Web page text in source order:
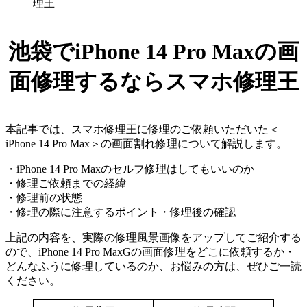
理王
池袋でiPhone 14 Pro Maxの画
面修理するならスマホ修理王
本記事では、スマホ修理王に修理のご依頼いただいた＜
iPhone 14 Pro Max＞の画面割れ修理について解説します。
・iPhone 14 Pro Maxのセルフ修理はしてもいいのか
・修理ご依頼までの経緯
・修理前の状態
・修理の際に注意するポイント・修理後の確認
上記の内容を、実際の修理風景画像をアップしてご紹介する
ので、iPhone 14 Pro MaxGの画面修理をどこに依頼するか・
どんなふうに修理しているのか、お悩みの方は、ぜひご一読
ください。